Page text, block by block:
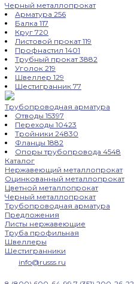
Черный металлопрокат
Арматура 256
Балка 117
Круг 720
Листовой прокат119
Профнастил 1401
Трубный прокат3882
Уголок 219
Швеллер 129
Шестигранник 77
Трубопроводная арматура
Отводы 15397
Переходы 10423
Тройники 24830
Фланцы 1882
Опоры трубопровода 4548
Каталог
Нержавеющий металлопрокат
Оцинкованный металлопрокат
Цветной металлопрокат
Черный металлопрокат
Трубопроводная арматура
Предложения
Листы нержавеющие
Труба профильная
Швеллеры
Шестигранники
info@russs.ru